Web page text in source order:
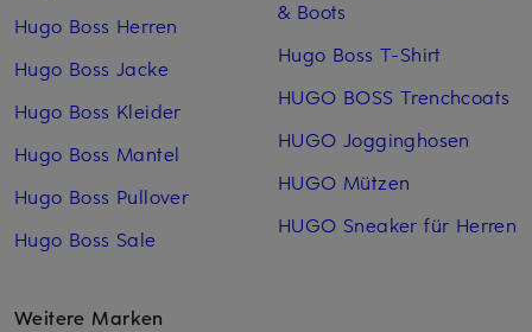
Hugo Boss Herren
Hugo Boss Jacke
Hugo Boss Kleider
Hugo Boss Mantel
Hugo Boss Pullover
Hugo Boss Sale
& Boots
Hugo Boss T-Shirt
HUGO BOSS Trenchcoats
HUGO Jogginghosen
HUGO Mützen
HUGO Sneaker für Herren
Weitere Marken